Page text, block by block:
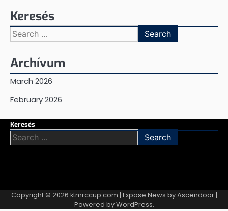
Keresés
Search
for:
Archívum
March 2026
February 2026
Keresés
Search
for:
Copyright © 2026 ktmrccup.com | Expose News byAscendoor|
Powered byWordPress.